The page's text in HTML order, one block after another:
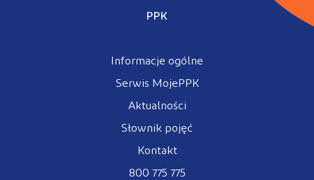
PPK
Informacje ogólne
Serwis MojePPK
Aktualności
Słownik pojęć
Kontakt
800 775 775